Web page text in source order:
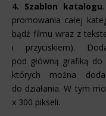
4. Szablon katalogu
promowania całej
bądź filmu wraz z
i przyciskiem).
pod główną grafiką
których można
do działania. W tym
x 300 pikseli.